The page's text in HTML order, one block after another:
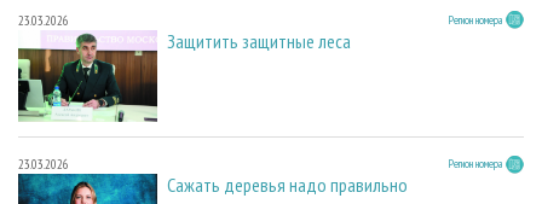
23.03.2026 Регион номера
Защитить защитные леса
23.03.2026 Регион номера
Сажать деревья надо правильно